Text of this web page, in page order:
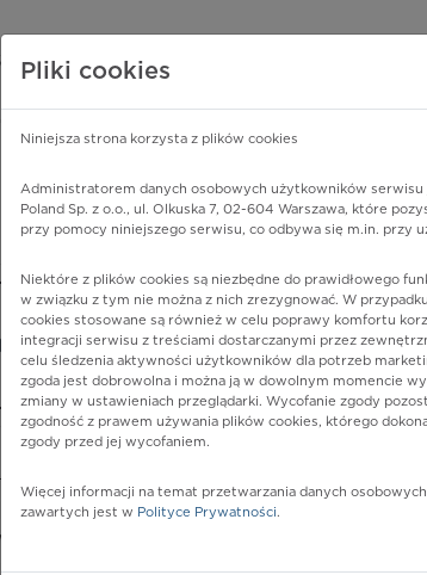
o lekach
PHARMINDEX
lider wiedzy o lekach
lub substancję czynną
imp.
Postać:roztw. do stos. podjęzyk.
Pliki cookies
Niniejsza strona korzysta z plików cookies
Administratorem danych osobowych użytkowników serwisu
Poland Sp. z o.o., ul. Olkuska 7, 02-604 Warszawa, które
przy pomocy niniejszego serwisu, co odbywa się m.in. przy
Niektóre z plików cookies są niezbędne do prawidłowego
w związku z tym nie można z nich zrezygnować. W
cookies stosowane są również w celu poprawy komfortu
integracji serwisu z treściami dostarczanymi przez
celu śledzenia aktywności użytkowników dla potrzeb
zgoda jest dobrowolna i można ją w dowolnym momencie
zmiany w ustawieniach przeglądarki. Wycofanie zgody
zgodność z prawem używania plików cookies, którego
zgody przed jej wycofaniem.
Więcej informacji na temat przetwarzania danych
zawartych jest w Polityce Prywatności.